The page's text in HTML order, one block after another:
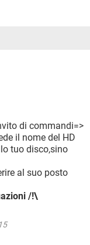
di commandi=>
il nome del HD
tuo disco,sino
al suo posto
/!\